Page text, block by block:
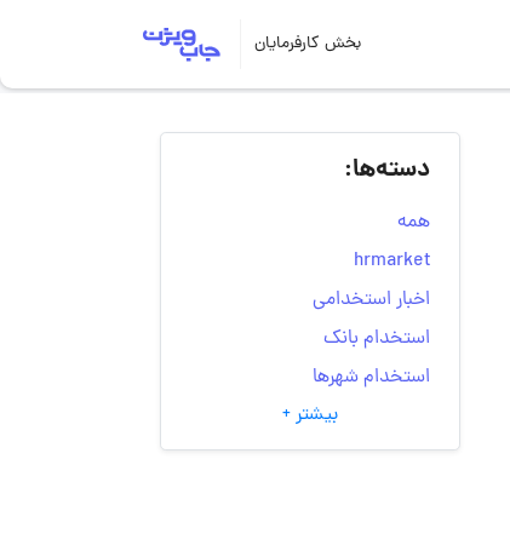
بخش کارفرمایان
دسته‌ها:
همه
hrmarket
اخبار استخدامی
استخدام بانک
استخدام شهرها
انتخاب مسیر شغلی
به‌روزرسانی‌های سایت
بیشتر +